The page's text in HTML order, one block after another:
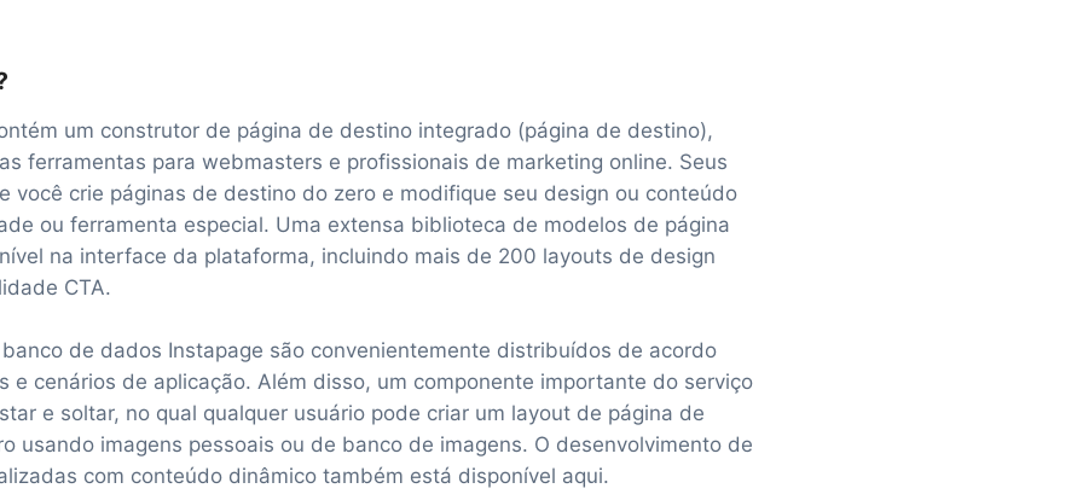
um construtor de página de destino integrado (página de destino),
ferramentas para webmasters e profissionais de marketing online. Seus
você crie páginas de destino do zero e modifique seu design ou conteúdo
ou ferramenta especial. Uma extensa biblioteca de modelos de página
na interface da plataforma, incluindo mais de 200 layouts de design
CTA.
de dados Instapage são convenientemente distribuídos de acordo
e cenários de aplicação. Além disso, um componente importante do serviço
e soltar, no qual qualquer usuário pode criar um layout de página de
usando imagens pessoais ou de banco de imagens. O desenvolvimento de
com conteúdo dinâmico também está disponível aqui.